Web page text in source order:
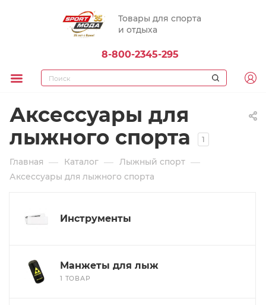
Товары для спорта
и отдыха
8-800-2345-295
Аксессуары для
лыжного спорта
1
Главная — Каталог — Лыжный спорт —
Аксессуары для лыжного спорта
Инструменты
Манжеты для лыж
1 ТОВАР